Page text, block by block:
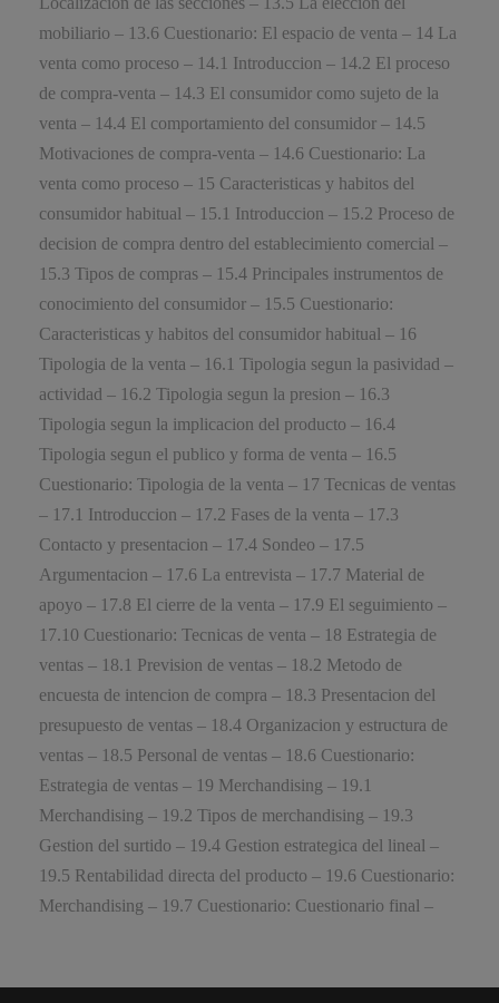
mobiliario – 13.6 Cuestionario: El espacio de venta – 14 La
venta como proceso – 14.1 Introduccion – 14.2 El proceso
de compra-venta – 14.3 El consumidor como sujeto de la
venta – 14.4 El comportamiento del consumidor – 14.5
Motivaciones de compra-venta – 14.6 Cuestionario: La
venta como proceso – 15 Caracteristicas y habitos del
consumidor habitual – 15.1 Introduccion – 15.2 Proceso de
decision de compra dentro del establecimiento comercial –
15.3 Tipos de compras – 15.4 Principales instrumentos de
conocimiento del consumidor – 15.5 Cuestionario:
Caracteristicas y habitos del consumidor habitual – 16
Tipologia de la venta – 16.1 Tipologia segun la pasividad –
actividad – 16.2 Tipologia segun la presion – 16.3
Tipologia segun la implicacion del producto – 16.4
Tipologia segun el publico y forma de venta – 16.5
Cuestionario: Tipologia de la venta – 17 Tecnicas de ventas
– 17.1 Introduccion – 17.2 Fases de la venta – 17.3
Contacto y presentacion – 17.4 Sondeo – 17.5
Argumentacion – 17.6 La entrevista – 17.7 Material de
apoyo – 17.8 El cierre de la venta – 17.9 El seguimiento –
17.10 Cuestionario: Tecnicas de venta – 18 Estrategia de
ventas – 18.1 Prevision de ventas – 18.2 Metodo de
encuesta de intencion de compra – 18.3 Presentacion del
presupuesto de ventas – 18.4 Organizacion y estructura de
ventas – 18.5 Personal de ventas – 18.6 Cuestionario:
Estrategia de ventas – 19 Merchandising – 19.1
Merchandising – 19.2 Tipos de merchandising – 19.3
Gestion del surtido – 19.4 Gestion estrategica del lineal –
19.5 Rentabilidad directa del producto – 19.6 Cuestionario:
Merchandising – 19.7 Cuestionario: Cuestionario final –